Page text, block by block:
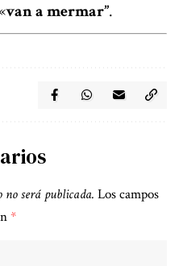
van a mermar”.
no será publicada. Los campos
*